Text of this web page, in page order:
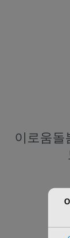
이로움돌